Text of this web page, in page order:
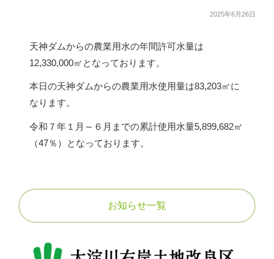
届け出について
給水栓の整備
採用情報
2025年6月26日
天神ダムからの農業用水の年間許可水量は
12,330,000㎡となっております。
本日の天神ダムからの農業用水使用量は83,203㎡に
なります。
令和７年１月～６月までの累計使用水量5,899,682㎡
（47％）となっております。
お知らせ一覧